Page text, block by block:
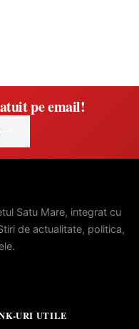
pe email!
Satu Mare, integrat cu
de actualitate, politica,
URI UTILE